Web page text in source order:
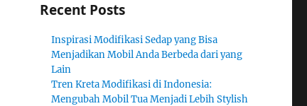
Recent Posts
Inspirasi Modifikasi Sedap yang Bisa
Menjadikan Mobil Anda Berbeda dari yang
Lain
Tren Kreta Modifikasi di Indonesia:
Mengubah Mobil Tua Menjadi Lebih Stylish